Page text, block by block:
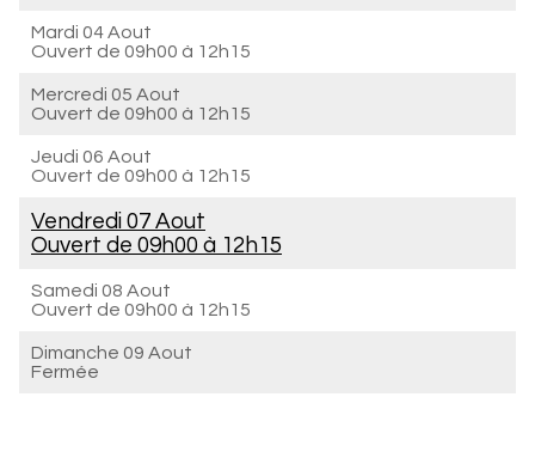
Mardi 04 Aout
Ouvert de 09h00 à 12h15
Mercredi 05 Aout
Ouvert de 09h00 à 12h15
Jeudi 06 Aout
Ouvert de 09h00 à 12h15
Vendredi 07 Aout
Ouvert de 09h00 à 12h15
Samedi 08 Aout
Ouvert de 09h00 à 12h15
Dimanche 09 Aout
Fermée